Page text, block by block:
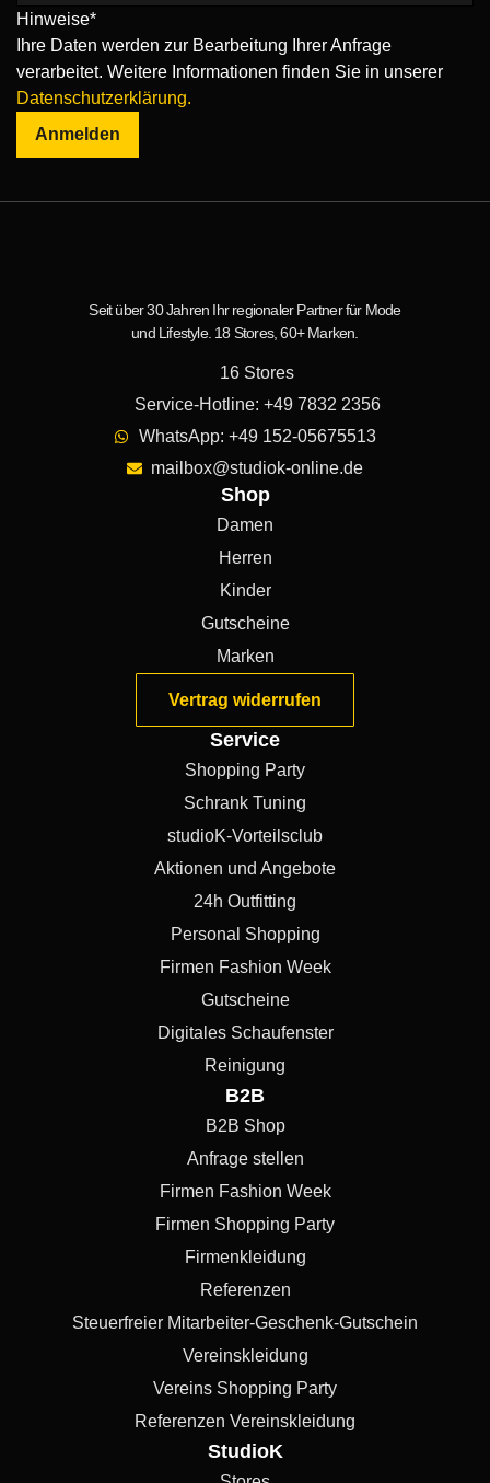
Hinweise*
Ihre Daten werden zur Bearbeitung Ihrer Anfrage
verarbeitet. Weitere Informationen finden Sie in unserer
Datenschutzerklärung.
Anmelden
Seit über 30 Jahren Ihr regionaler Partner für Mode
und Lifestyle. 18 Stores, 60+ Marken.
16 Stores
Service-Hotline: +49 7832 2356
WhatsApp: +49 152-05675513
mailbox@studiok-online.de
Shop
Damen
Herren
Kinder
Gutscheine
Marken
Vertrag widerrufen
Service
Shopping Party
Schrank Tuning
studioK-Vorteilsclub
Aktionen und Angebote
24h Outfitting
Personal Shopping
Firmen Fashion Week
Gutscheine
Digitales Schaufenster
Reinigung
B2B
B2B Shop
Anfrage stellen
Firmen Fashion Week
Firmen Shopping Party
Firmenkleidung
Referenzen
Steuerfreier Mitarbeiter-Geschenk-Gutschein
Vereinskleidung
Vereins Shopping Party
Referenzen Vereinskleidung
StudioK